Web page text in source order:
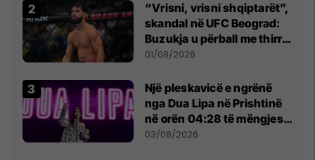
“Vrisni, vrisni shqiptarët”,
skandal në UFC Beograd:
Buzukja u përball me thirrje
anti-shqiptare nga
01/08/2026
Një pleskavicë e ngrënë
nga Dua Lipa në Prishtinë
në orën 04:28 të mëngjesit
- dhe bota digjitale serbe
03/08/2026